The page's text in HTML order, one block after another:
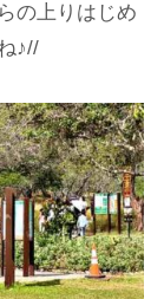
の上りはじめ
♪//